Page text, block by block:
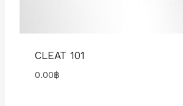
CLEAT 101
0.00฿